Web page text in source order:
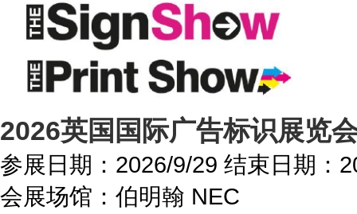
2026英国国际广告标识展览
参展日期： 2026/9/29 结束日期：
会展场馆： 伯明翰 NEC